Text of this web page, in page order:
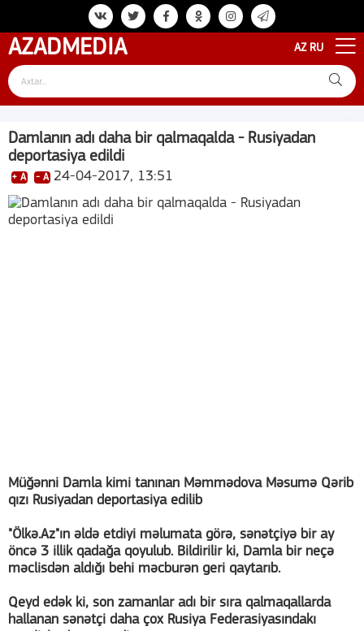
AZADMEDIA AZ RU
Damlanın adı daha bir qalmaqalda - Rusiyadan
deportasiya edildi
+ A - A 24-04-2017, 13:51
Müğənni Damla kimi tanınan Məmmədova Məsumə Qərib
qızı Rusiyadan deportasiya edilib
"Ölkə.Az"ın əldə etdiyi məlumata görə, sənətçiyə bir ay
öncə 3 illik qadağa qoyulub. Bildirilir ki, Damla bir neçə
məclisdən aldığı behi məcburən geri qaytarıb.
Qeyd edək ki, son zamanlar adı bir sıra qalmaqallarda
hallanan sənətçi daha çox Rusiya Federasiyasındakı